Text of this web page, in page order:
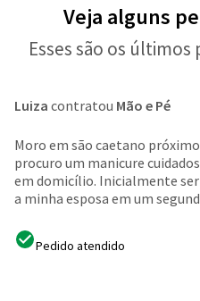
Veja alguns
Esses são os últimos
Luiza contratou Mão e Pé
Moro em são caetano
procuro um manicure
em domicílio. Inicialmente
a minha esposa em um
Pedido atendido